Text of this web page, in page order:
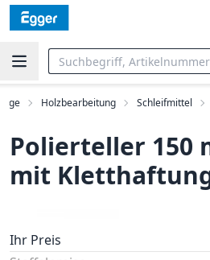
Holzbearbeitung Schleifmittel
Polierteller 150
mit
Ihr Preis